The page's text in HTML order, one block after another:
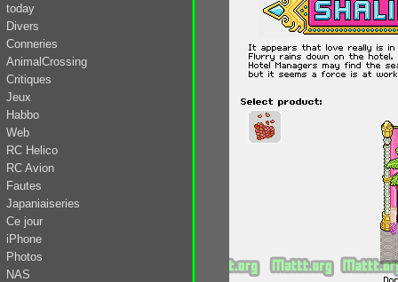
today
Divers
Conneries
AnimalCrossing
Critiques
Jeux
Habbo
Web
RC Helico
RC Avion
Fautes
Japaniaiseries
Ce jour
iPhone
Photos
NAS